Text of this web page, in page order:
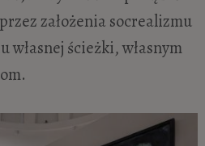
założenia socrealizmu
własnej ścieżki, własnym